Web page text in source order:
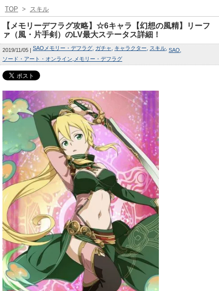
TOP > スキル
【メモリーデフラグ攻略】☆6キャラ【幻想の風精】リーフ
ァ（風・片手剣）のLV最大ステータス詳細！
2019/11/05 SAOメモリー・デフラグ ガチャ キャラクター スキル SAO
ソード・アート・オンライン メモリー・デフラグ